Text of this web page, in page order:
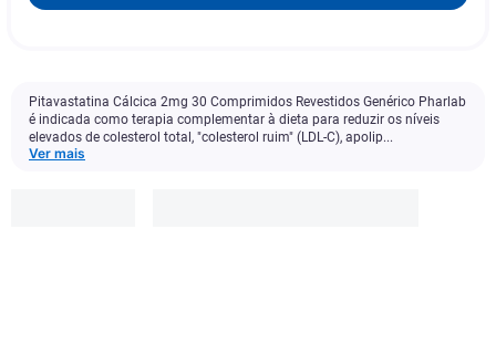
Pitavastatina Cálcica 2mg 30 Comprimidos Revestidos Genérico Pharlab
é indicada como terapia complementar à dieta para reduzir os níveis
elevados de colesterol total, "colesterol ruim" (LDL-C), apolip...
Ver mais